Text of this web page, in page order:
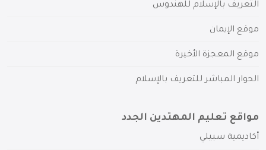
التعريف بالإسلام للهندوس
موقع الإيمان
موقع المعجزة الأخيرة
الحوار المباشر للتعريف بالإسلام
مواقع تعليم المهتدين الجدد
أكاديمية سبيلي